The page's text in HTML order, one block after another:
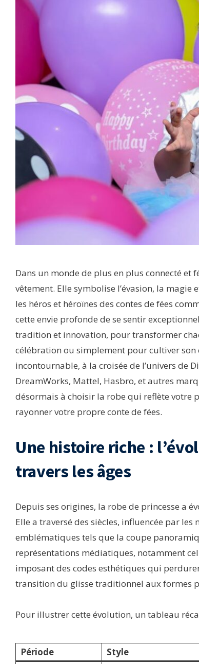
Dans un monde de plus en plus connecté et
vêtement. Elle symbolise l’évasion, la magie
les héros et héroïnes des contes de fées
cette envie profonde de se sentir
tradition et innovation, pour transformer
célébration ou simplement pour cultiver
incontournable, à la croisée de l’univers de
DreamWorks, Mattel, Hasbro, et autres
désormais à choisir la robe qui reflète votre
rayonner votre propre conte de fées.
Une histoire riche :
travers les âges
Depuis ses origines, la robe de princesse a
Elle a traversé des siècles, influencée par
emblématiques tels que la coupe
représentations médiatiques, notamment
imposant des codes esthétiques qui
transition du glisse traditionnel aux formes
Pour illustrer cette évolution, un tableau
Période Style